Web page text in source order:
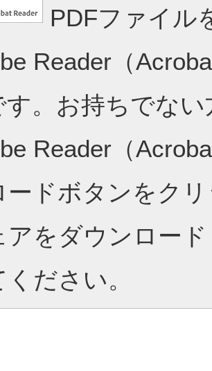
PDFファイル
Reader（
す。お持ちでな
Reader（
ードボタンをク
アをダウンロー
ださい。